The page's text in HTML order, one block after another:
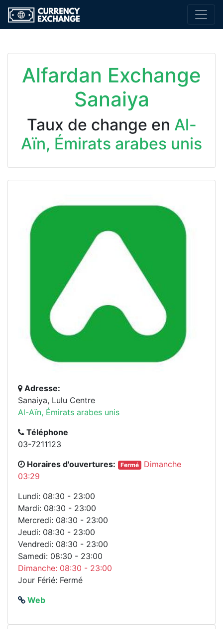
Alfardan Exchange
Sanaiya
Taux de change en Al-
Aïn, Émirats arabes unis
Adresse:
Sanaiya, Lulu Centre
Al-Aïn, Émirats arabes unis
Téléphone
03-7211123
Horaires d'ouvertures:
Fermé
Dimanche
03:29
Lundi: 08:30 - 23:00
Mardi: 08:30 - 23:00
Mercredi: 08:30 - 23:00
Jeudi: 08:30 - 23:00
Vendredi: 08:30 - 23:00
Samedi: 08:30 - 23:00
Dimanche: 08:30 - 23:00
Jour Férié: Fermé
Web